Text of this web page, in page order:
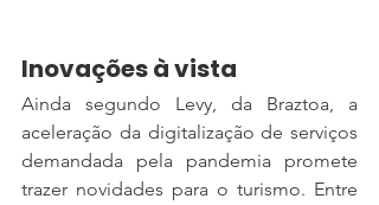
Inovações à vista
Ainda segundo Levy, da Braztoa, a
aceleração da digitalização de serviços
demandada pela pandemia promete
trazer novidades para o turismo. Entre